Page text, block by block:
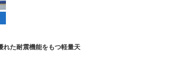
れた耐震機能をもつ軽量天